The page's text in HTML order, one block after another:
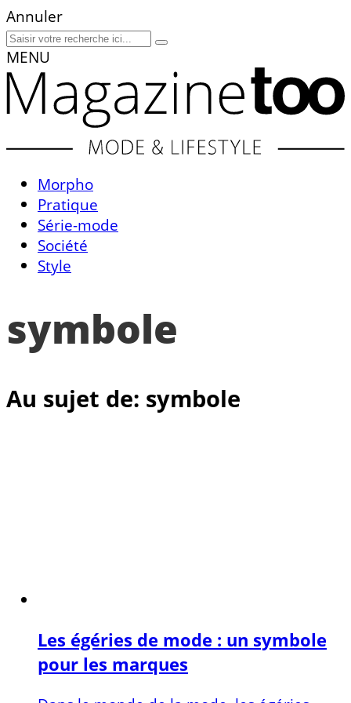
Annuler
MENU
Morpho
Pratique
Série-mode
Société
Style
symbole
Au sujet de: symbole
Les égéries de mode : un symbole
pour les marques